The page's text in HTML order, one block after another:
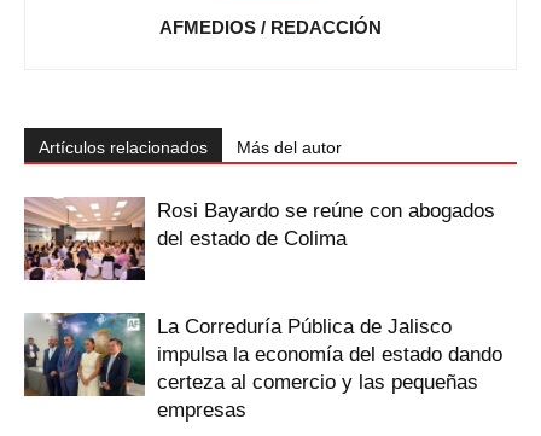
AFMEDIOS / REDACCIÓN
Artículos relacionados Más del autor
Rosi Bayardo se reúne con abogados
del estado de Colima
La Correduría Pública de Jalisco
impulsa la economía del estado dando
certeza al comercio y las pequeñas
empresas